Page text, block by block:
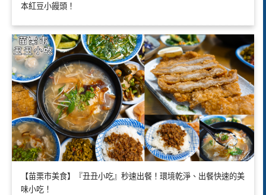
本紅豆小饅頭！
【苗栗市美食】『丑丑小吃』秒速出餐！環境乾淨、出餐快速的美
味小吃！